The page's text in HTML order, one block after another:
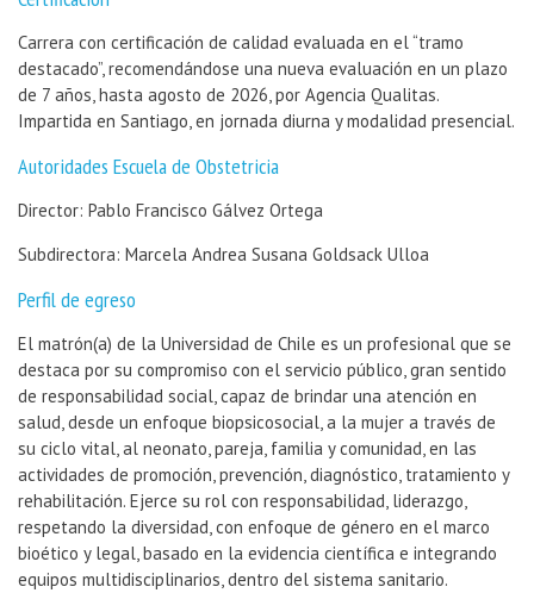
Carrera con certificación de calidad evaluada en el “tramo
destacado”, recomendándose una nueva evaluación en un plazo
de 7 años, hasta agosto de 2026, por Agencia Qualitas.
Impartida en Santiago, en jornada diurna y modalidad presencial.
Autoridades Escuela de Obstetricia
Director: Pablo Francisco Gálvez Ortega
Subdirectora: Marcela Andrea Susana Goldsack Ulloa
Perfil de egreso
El matrón(a) de la Universidad de Chile es un profesional que se
destaca por su compromiso con el servicio público, gran sentido
de responsabilidad social, capaz de brindar una atención en
salud, desde un enfoque biopsicosocial, a la mujer a través de
su ciclo vital, al neonato, pareja, familia y comunidad, en las
actividades de promoción, prevención, diagnóstico, tratamiento y
rehabilitación. Ejerce su rol con responsabilidad, liderazgo,
respetando la diversidad, con enfoque de género en el marco
bioético y legal, basado en la evidencia científica e integrando
equipos multidisciplinarios, dentro del sistema sanitario.